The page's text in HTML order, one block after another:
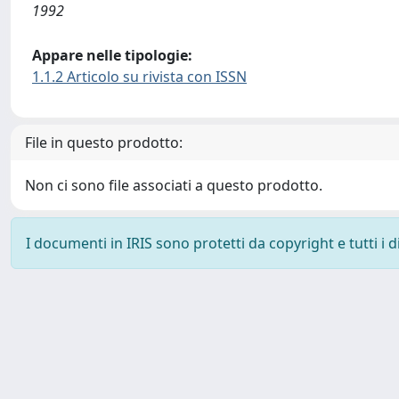
1992
Appare nelle tipologie:
1.1.2 Articolo su rivista con ISSN
File in questo prodotto:
Non ci sono file associati a questo prodotto.
I documenti in IRIS sono protetti da copyright e tutti i